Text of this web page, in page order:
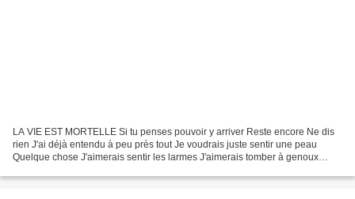
LA VIE EST MORTELLE Si tu penses pouvoir y arriver Reste encore Ne dis
rien J'ai déjà entendu à peu près tout Je voudrais juste sentir une peau
Quelque chose J'aimerais sentir les larmes J'aimerais tomber à genoux